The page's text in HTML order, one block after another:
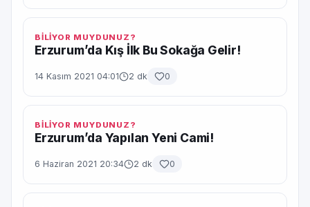
BİLİYOR MUYDUNUZ?
Erzurum’da Kış İlk Bu Sokağa Gelir!
14 Kasım 2021 04:01 2 dk 0
BİLİYOR MUYDUNUZ?
Erzurum’da Yapılan Yeni Cami!
6 Haziran 2021 20:34 2 dk 0